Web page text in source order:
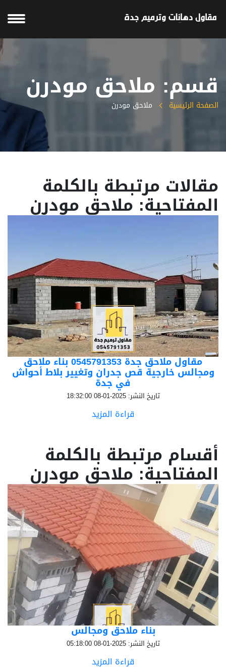
قسم: ملاحق مودرن
الصفحة الرئيسية ملاحق مودرن
مقالات مرتبطة بالكلمة
المفتاحية: ملاحق مودرن
مقاول ملاحق جدة 0545791353 بناء ملاحق
ومجالس خارجية قص جدران وتغيير بلاط أحواش
في جدة
تاريخ النشر: 2025-01-08 18:32:00
قراءة المزيد
أقسام مرتبطة بالكلمة
المفتاحية: ملاحق مودرن
بناء ملاحق ومجالس
تاريخ النشر: 2025-01-08 05:18:00
قراءة المزيد